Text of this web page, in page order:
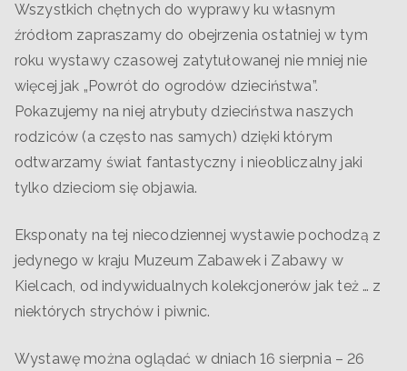
Wszystkich chętnych do wyprawy ku własnym
źródłom zapraszamy do obejrzenia ostatniej w tym
roku wystawy czasowej zatytułowanej nie mniej nie
więcej jak „Powrót do ogrodów dzieciństwa”.
Pokazujemy na niej atrybuty dzieciństwa naszych
rodziców (a często nas samych) dzięki którym
odtwarzamy świat fantastyczny i nieobliczalny jaki
tylko dzieciom się objawia.
Eksponaty na tej niecodziennej wystawie pochodzą z
jedynego w kraju Muzeum Zabawek i Zabawy w
Kielcach, od indywidualnych kolekcjonerów jak też … z
niektórych strychów i piwnic.
Wystawę można oglądać w dniach 16 sierpnia – 26